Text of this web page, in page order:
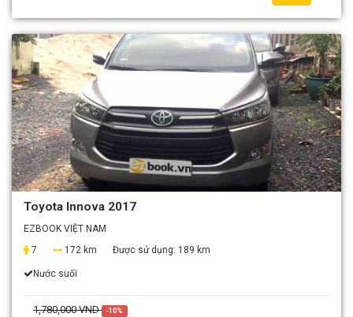
Toyota Innova 2017
EZBOOK VIỆT NAM
7
172 km Được sử dụng: 189 km
Nước suối
1,780,000 VND -10%